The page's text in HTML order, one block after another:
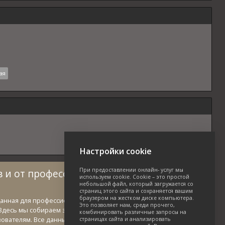
от профессионалов в области зеленых
для профессионалов и созданная профессионалами в
мы собираем знания и опыт специалистов данной отрасли
Все данные и фотографии можно использовать
Настройки cookie
При предоставлении онлайн- услуг мы
используем cookie. Cookie – это простой
небольшой файл, который загружается со
страниц этого сайта и сохраняется вашим
браузером на жестком диске компьютера.
Это позволяет нам, среди прочего,
комбинировать различные запросы на
страницах сайта и анализировать